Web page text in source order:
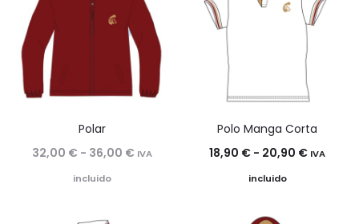
hasta
19,00 €
hasta
20,70 €
Polar
32,00 € - 36,00 €Rango
IVA
incluido
Polo Manga Corta
18,90 € - 20,90 €Rango
IVA
incluido